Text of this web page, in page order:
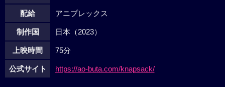
配給 アニプレックス
制作国 日本（2023）
上映時間 75分
公式サイト https://ao-buta.com/knapsack/